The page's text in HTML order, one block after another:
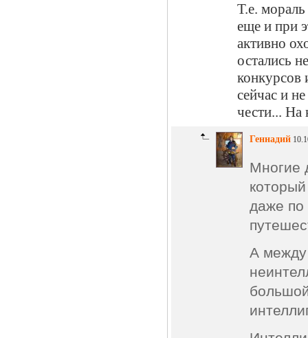
Т.е.
еще и при
активно
остались
конкурсов
сейчас и
чести... На
Геннадий
Многие
даже по
А между